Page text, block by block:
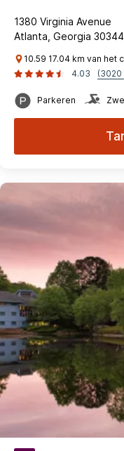
1380 Virginia Avenue
Atlanta, Georgia
10.59 17.04 km van het
4.03
Parkeren